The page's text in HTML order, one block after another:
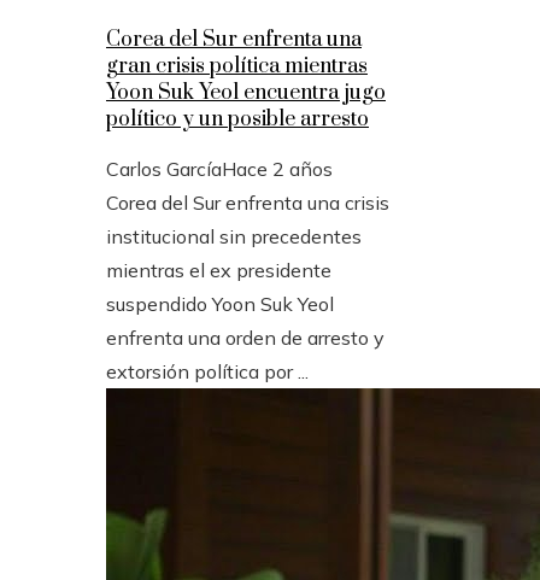
Corea del Sur enfrenta una
gran crisis política mientras
Yoon Suk Yeol encuentra jugo
político y un posible arresto
Carlos GarcíaHace 2 años
Corea del Sur enfrenta una crisis
institucional sin precedentes
mientras el ex presidente
suspendido Yoon Suk Yeol
enfrenta una orden de arresto y
extorsión política por ...